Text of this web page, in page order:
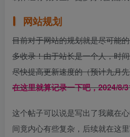
网站规划
目前对于网站的规划就是尽可能
多收录！由于站长是一个人，时
尽快提高更新速度的（预计九月
在这里就算记录一下吧，2024/8/
这个帖子可以说是写出了我藏在
间竟内心有些复杂，后续就在这